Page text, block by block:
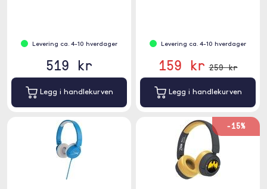
Levering ca. 4-10 hverdager
519 kr
Legg i handlekurven
Levering ca. 4-10 hverdager
159 kr 259 kr
Legg i handlekurven
-15%